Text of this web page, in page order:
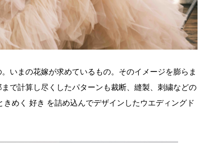
いまの花嫁が求めているもの。そのイメージを膨らま
で計算し尽くしたパターンも裁断、縫製、刺繍などの
めく 好き を詰め込んでデザインしたウエディングド